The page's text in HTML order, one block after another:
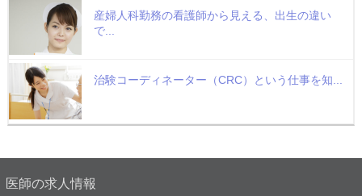
産婦人科勤務の看護師から見える、出生の違い
で...
治験コーディネーター（CRC）という仕事を知...
医師の求人情報